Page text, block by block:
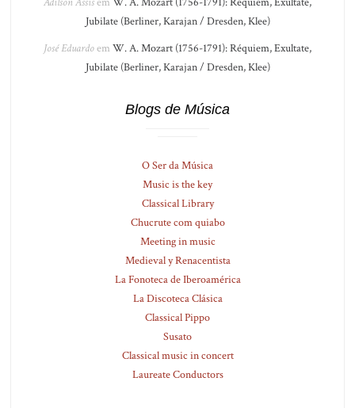
Jubilate (Berliner, Karajan / Dresden, Klee)
José Eduardoem W. A. Mozart (1756-1791): Réquiem, Exultate,
Jubilate (Berliner, Karajan / Dresden, Klee)
Blogs de Música
O Ser da Música
Music is the key
Classical Library
Chucrute com quiabo
Meeting in music
Medieval y Renacentista
La Fonoteca de Iberoamérica
La Discoteca Clásica
Classical Pippo
Susato
Classical music in concert
Laureate Conductors